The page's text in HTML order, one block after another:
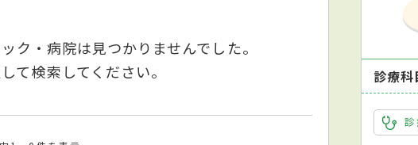
ク・病院は見つかりませんでした。
て検索してください。
診療科